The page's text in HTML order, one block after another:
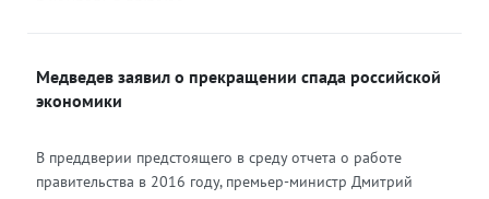
Медведев заявил о прекращении спада российской
экономики
В преддверии предстоящего в среду отчета о работе
правительства в 2016 году, премьер-министр Дмитрий